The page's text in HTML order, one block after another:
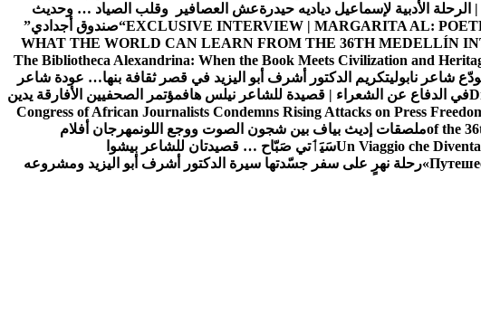
الأدبية لإسماعيل دياديه حيدرةعش العصافير وقلب الصياد … وحديث
EXCLUSIVE INTERVIEW | MARGARITA AL:“صندوق أجدادي”
WHAT THE WORLD CAN LEARN FROM THE 36TH MEDELLÍN
The Bibliotheca Alexandrina: When the Book Meets Civilization and
تودّع شاعر نابوليتكريم الدكتور أشرف أبو اليزيد في قصر ثقافة بنها… عودة شاعر
في الدفاع عن الشعراء | قصيدة للشاعر نيلس هافمؤتمر الصحفيين الأفارقة يدين
Congress of African Journalists Condemns Rising Attacks on Press
of theملصقات إديث بياف بين شجون الصوت ووجع اللونمهرجان أفلام
Un Viaggio cheسَيَٲتي صَبّاح … قصيدتان للشاعر بيشوا
رحلة نهرٍ على سفر جسّدتها سيرة الدكتور أشرف أبو اليزيد ومشروعه